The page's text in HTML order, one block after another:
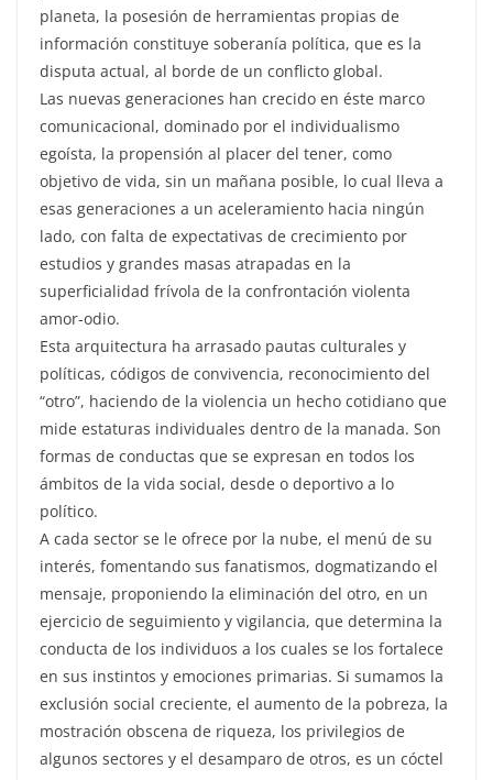
planeta, la posesión de herramientas propias de
información constituye soberanía política, que es la
disputa actual, al borde de un conflicto global.
Las nuevas generaciones han crecido en éste marco
comunicacional, dominado por el individualismo
egoísta, la propensión al placer del tener, como
objetivo de vida, sin un mañana posible, lo cual lleva a
esas generaciones a un aceleramiento hacia ningún
lado, con falta de expectativas de crecimiento por
estudios y grandes masas atrapadas en la
superficialidad frívola de la confrontación violenta
amor-odio.
Esta arquitectura ha arrasado pautas culturales y
políticas, códigos de convivencia, reconocimiento del
“otro”, haciendo de la violencia un hecho cotidiano que
mide estaturas individuales dentro de la manada. Son
formas de conductas que se expresan en todos los
ámbitos de la vida social, desde o deportivo a lo
político.
A cada sector se le ofrece por la nube, el menú de su
interés, fomentando sus fanatismos, dogmatizando el
mensaje, proponiendo la eliminación del otro, en un
ejercicio de seguimiento y vigilancia, que determina la
conducta de los individuos a los cuales se los fortalece
en sus instintos y emociones primarias. Si sumamos la
exclusión social creciente, el aumento de la pobreza, la
mostración obscena de riqueza, los privilegios de
algunos sectores y el desamparo de otros, es un cóctel